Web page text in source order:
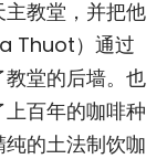
教堂，并把他
Thuot）通过
堂的后墙。也
百年的咖啡种
的土法制饮咖